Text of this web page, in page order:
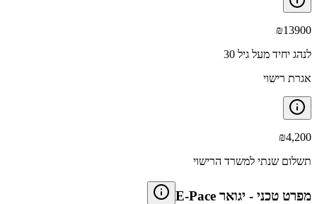
₪13900
לנהג יחיד מעל גיל 30
אגרת רישוי
₪4,200
תשלום שנתי למשרד הרישוי
מפרט טכני - יגואר E-Pace